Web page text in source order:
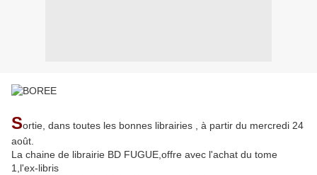
Sortie, dans toutes les bonnes librairies , à partir du mercredi 24
août.
La chaine de librairie BD FUGUE,offre avec l'achat du tome
1,l'ex-libris